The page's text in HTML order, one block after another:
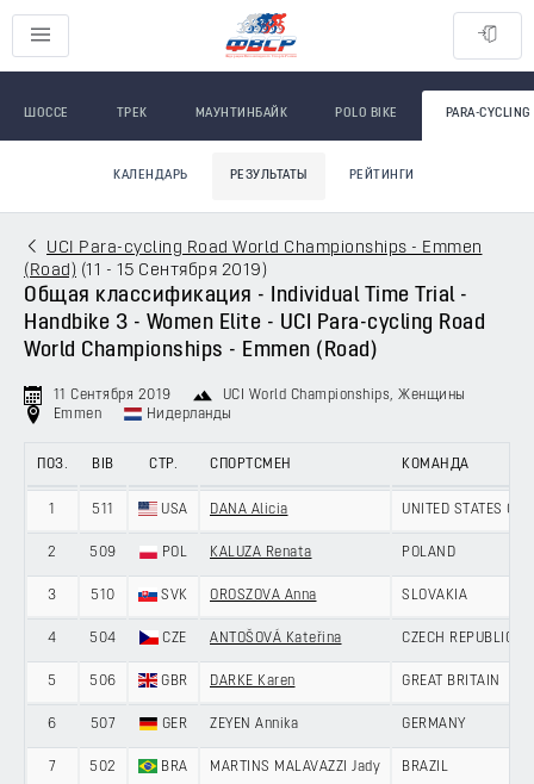
ШОССЕ ТРЕК МАУНТИНБАЙК POLO BIKE PARA-CYCLING
КАЛЕНДАРЬ РЕЗУЛЬТАТЫ РЕЙТИНГИ
UCI Para-cycling Road World Championships - Emmen
(Road) (11 - 15 Сентября 2019 )
Общая классификация - Individual Time Trial -
Handbike 3 - Women Elite - UCI Para-cycling Road
World Championships - Emmen (Road)
11 Сентября 2019 UCI World Championships, Женщины
Emmen
Нидерланды
ПОЗ. BIB СТР. СПОРТСМЕН КОМАНДА
511 USA DANA Alicia UNITED STATES OF
2 509 POL KALUZA Renata POLAND
3 510 SVK OROSZOVA Anna SLOVAKIA
4 504 CZE ANTOŠOVÁ Kateřina CZECH REPUBLIC
5 506 GBR DARKE Karen GREAT BRITAIN
6 507 GER ZEYEN Annika GERMANY
7 502 BRA MARTINS MALAVAZZI Jady BRAZIL